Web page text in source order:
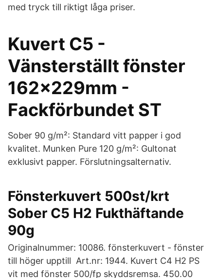
med tryck till riktigt låga priser.
Kuvert C5 -
Vänsterställt fönster
162x229mm -
Fackförbundet ST
Sober 90 g/m²: Standard vitt papper i god
kvalitet. Munken Pure 120 g/m²: Gultonat
exklusivt papper. Förslutningsalternativ.
Fönsterkuvert 500st/krt
Sober C5 H2 Fukthäftande
90g
Originalnummer: 10086. fönsterkuvert - fönster
till höger upptill Art.nr: 1944. Kuvert C4 H2 PS
vit med fönster 500/fp skyddsremsa. 450.00